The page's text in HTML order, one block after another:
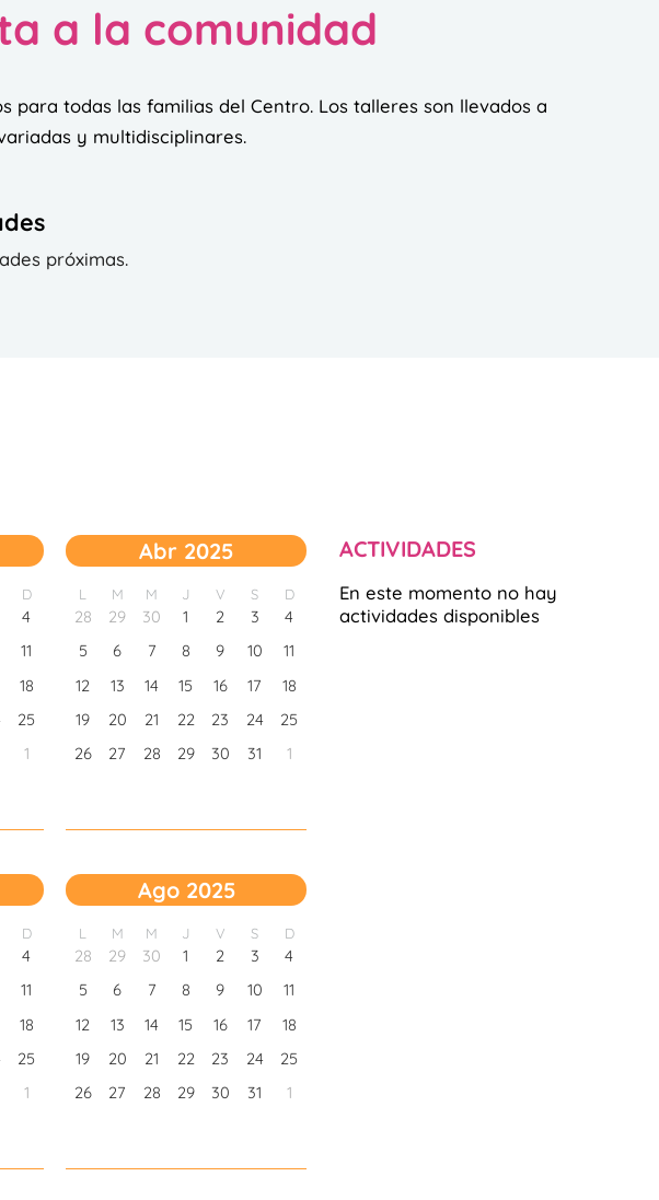
a la comunidad
todas las familias del Centro. Los talleres son llevados a
y multidisciplinares.
próximas.
D
4
11
18
25
1
Abr 2025
L M M J V S D
28 29 30 1 2 3
4
5
6 7 8 9 10
11
12
13 14 15 16 17
18
19
20 21 22 23 24
25
26
27 28 29 30 31 1
D
4
11
18
25
1
Ago 2025
L M M J V S D
28 29 30 1 2 3
4
5
6 7 8 9 10
11
12
13 14 15 16 17
18
19
20 21 22 23 24
25
26
27 28 29 30 31 1
ACTIVIDADES
En este momento no hay
actividades disponibles